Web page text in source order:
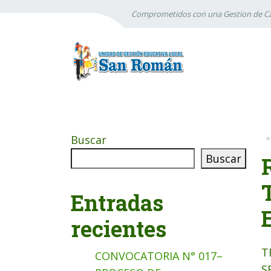
Comprometidos con una Gestion de
Buscar
Buscar
Entradas
recientes
CONVOCATORIA N° 017–